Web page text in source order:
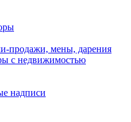
продажи, мены, дарения
с недвижимостью
надписи